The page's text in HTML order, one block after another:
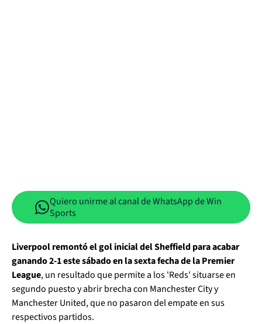
Quiero unirme al canal de WhatsApp de Win
Sports
Liverpool remontó el gol inicial del Sheffield para acabar
ganando 2-1 este sábado en la sexta fecha de la Premier
League, un resultado que permite a los 'Reds' situarse en
segundo puesto y abrir brecha con Manchester City y
Manchester United, que no pasaron del empate en sus
respectivos partidos.